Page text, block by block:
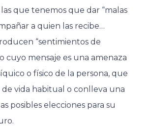
que tenemos que dar “malas
a quien las recibe…
“sentimientos de
cuyo mensaje es una amenaza
o físico de la persona, que
de vida habitual o conlleva una
posibles elecciones para su